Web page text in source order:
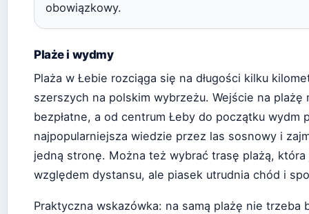
obowiązkowy.
Plaże i wydmy
Plaża w Łebie rozciąga się na długości kilku
szerszych na polskim wybrzeżu. Wejście na plażę
bezpłatne, a od centrum Łeby do początku
najpopularniejsza wiedzie przez las sosnowy i
jedną stronę. Można też wybrać trasę plażą,
względem dystansu, ale piasek utrudnia chód i
Praktyczna wskazówka: na samą plażę nie trzeba